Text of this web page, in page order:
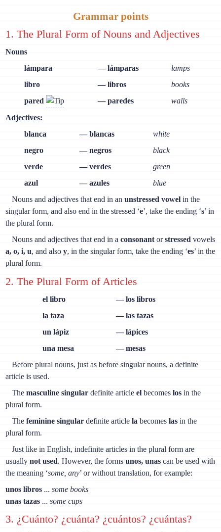
Grammar points
1. The Plural Form of Nouns and Adjectives
Nouns
lámpara
— lámparas
lamps
libro
— libros
books
pared
— paredes
walls
Adjectives:
blanca
— blancas
white
negro
— negros
black
verde
— verdes
green
azul
— azules
blue
Nouns and adjectives that end in an unstressed vowel in the
singular form, and also end in the stressed ‘e’, take the ending ‘s’ in
the plural form.
Nouns and adjectives that end in a consonantorstressed vowels
а, о, i, u, and alsoy, in the singular form, take the ending ‘es’ in the
plural form.
2. The Plural Form of Articles
el libro
— los libros
la taza
— las tazas
un lápiz
— lápices
una mesa
— mesas
Before plural nouns, just as before singular nouns, a definite
article is used.
The masculine singular definite article el becomes los in the
plural form.
The feminine singular definite article la becomes las in the
plural form.
Just like in English, indefinite articles in the plural form are
usuallynot used. However, the formsunos, unas can be used with
the meaning ‘some, any’ or without translation, for example:
unos libros ...some books
unas tazas ...some cups
3. ¿Cuánto? ¿cuánta? ¿cuántos? ¿cuántas?